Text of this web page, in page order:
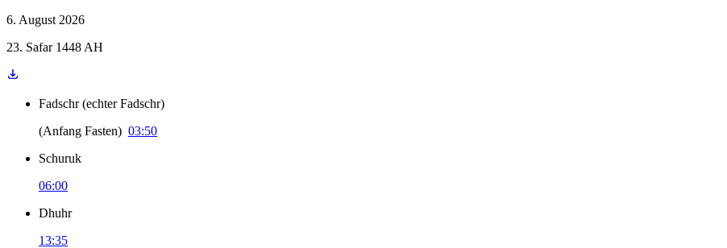
6. August 2026
23. Safar 1448 AH
Fadschr (echter Fadschr)
(Anfang Fasten) 03:50
Schuruk
06:00
Dhuhr
13:35